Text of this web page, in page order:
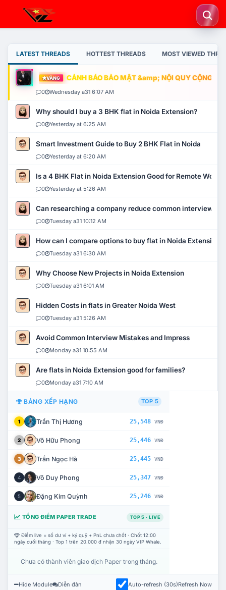
LATEST THREADS HOTTEST THREADS MOST VIEWED
VÀNG CẢNH BÁO BẢO MẬT &amp; NỘI QUY CỘNG
0 Wednesday a31 6:07 AM
Why should I buy a 3 BHK flat in Noida Extension?
0 Yesterday at 6:25 AM
Smart Investment Guide to Buy 2 BHK Flat in Noida
0 Yesterday at 6:20 AM
Is a 4 BHK Flat in Noida Extension Good for Remote Work?
0 Yesterday at 5:26 AM
Can researching a company reduce common interview
0 Tuesday a31 10:12 AM
How can I compare options to buy flat in Noida Extension?
0 Tuesday a31 6:30 AM
Why Choose New Projects in Noida Extension
0 Tuesday a31 6:01 AM
Hidden Costs in flats in Greater Noida West
0 Tuesday a31 5:26 AM
Avoid Common Interview Mistakes and Impress
0 Monday a31 10:55 AM
Are flats in Noida Extension good for families?
0 Monday a31 7:10 AM
BẢNG XẾP HẠNG TOP 5
1 Trần Thị Hương 25,548 VNĐ
2 Võ Hữu Phong 25,446 VNĐ
3 Trần Ngọc Hà 25,445 VNĐ
4 Võ Duy Phong 25,347 VNĐ
5 Đặng Kim Quỳnh 25,246 VNĐ
TỔNG ĐIỂM PAPER TRADE TOP 5 · LIVE
Điểm live = số dư ví + ký quỹ + PnL chưa chốt · Chốt 12:00
ngày cuối tháng · Top 1 trên 20.000 đ nhận 30 ngày VIP Whale.
Chưa có thành viên giao dịch Paper trong tháng.
Hide Module Diễn đàn Auto-refresh (30s)Refresh Now